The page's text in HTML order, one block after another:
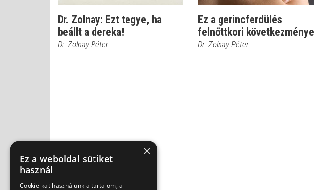
Dr. Zolnay: Ezt tegye, ha
beállt a dereka!
Dr. Zolnay Péter
Ez a gerincferdülés
felnőttkori következménye
Dr. Zolnay Péter
×
Ez a weboldal sütiket
használ
Cookie-kat használunk a tartalom, a